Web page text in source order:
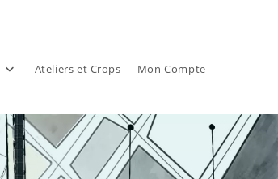
Ateliers et Crops Mon Compte